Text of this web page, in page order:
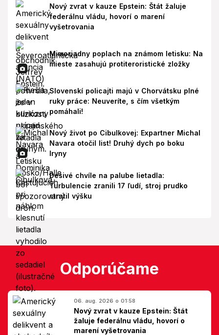
Nový zvrat v kauze Epstein: Štát žaluje
federálnu vládu, hovorí o marení
vyšetrovania
Mimoriadny poplach na známom letisku: Na
mieste zasahujú protiteroristické zložky
Slovenskí policajti majú v Chorvátsku plné
ruky práce: Neuveríte, s čím všetkým
pomáhali!
Nový život po Cibulkovej: Expartner Michal
Navara otočil list! Druhý dych po boku
Iryny
Desivé chvíle na palube lietadla:
Turbulencie zranili 17 ľudí, stroj prudko
stratil výšku
Odporúčame
06. aug. 2026 o 01:58
Nový zvrat v kauze Epstein: Štát
žaluje federálnu vládu, hovorí o
marení vyšetrovania